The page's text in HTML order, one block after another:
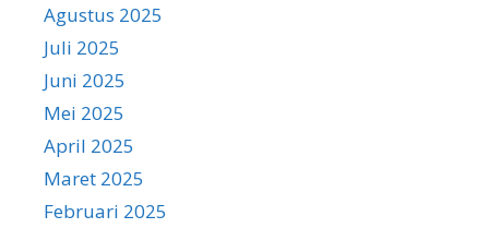
Agustus 2025
Juli 2025
Juni 2025
Mei 2025
April 2025
Maret 2025
Februari 2025